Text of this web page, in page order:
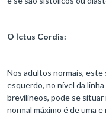
O Íctus Cordis:
Nos adultos normais,
esquerdo, no nível da
brevilíneos, pode se
normal máximo é de uma